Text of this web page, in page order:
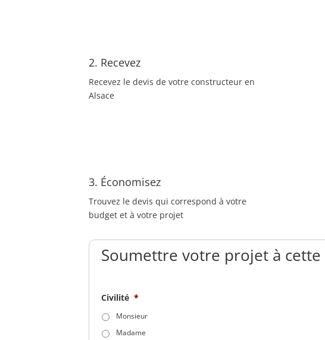
2. Recevez
Recevez le devis de votre constructeur en
Alsace
3. Économisez
Trouvez le devis qui correspond à votre
budget et à votre projet
Soumettre votre projet à
Civilité *
Monsieur
Madame